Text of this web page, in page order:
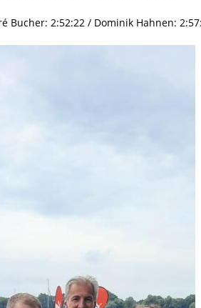
Bucher: 2:52:22 / Dominik Hahnen: